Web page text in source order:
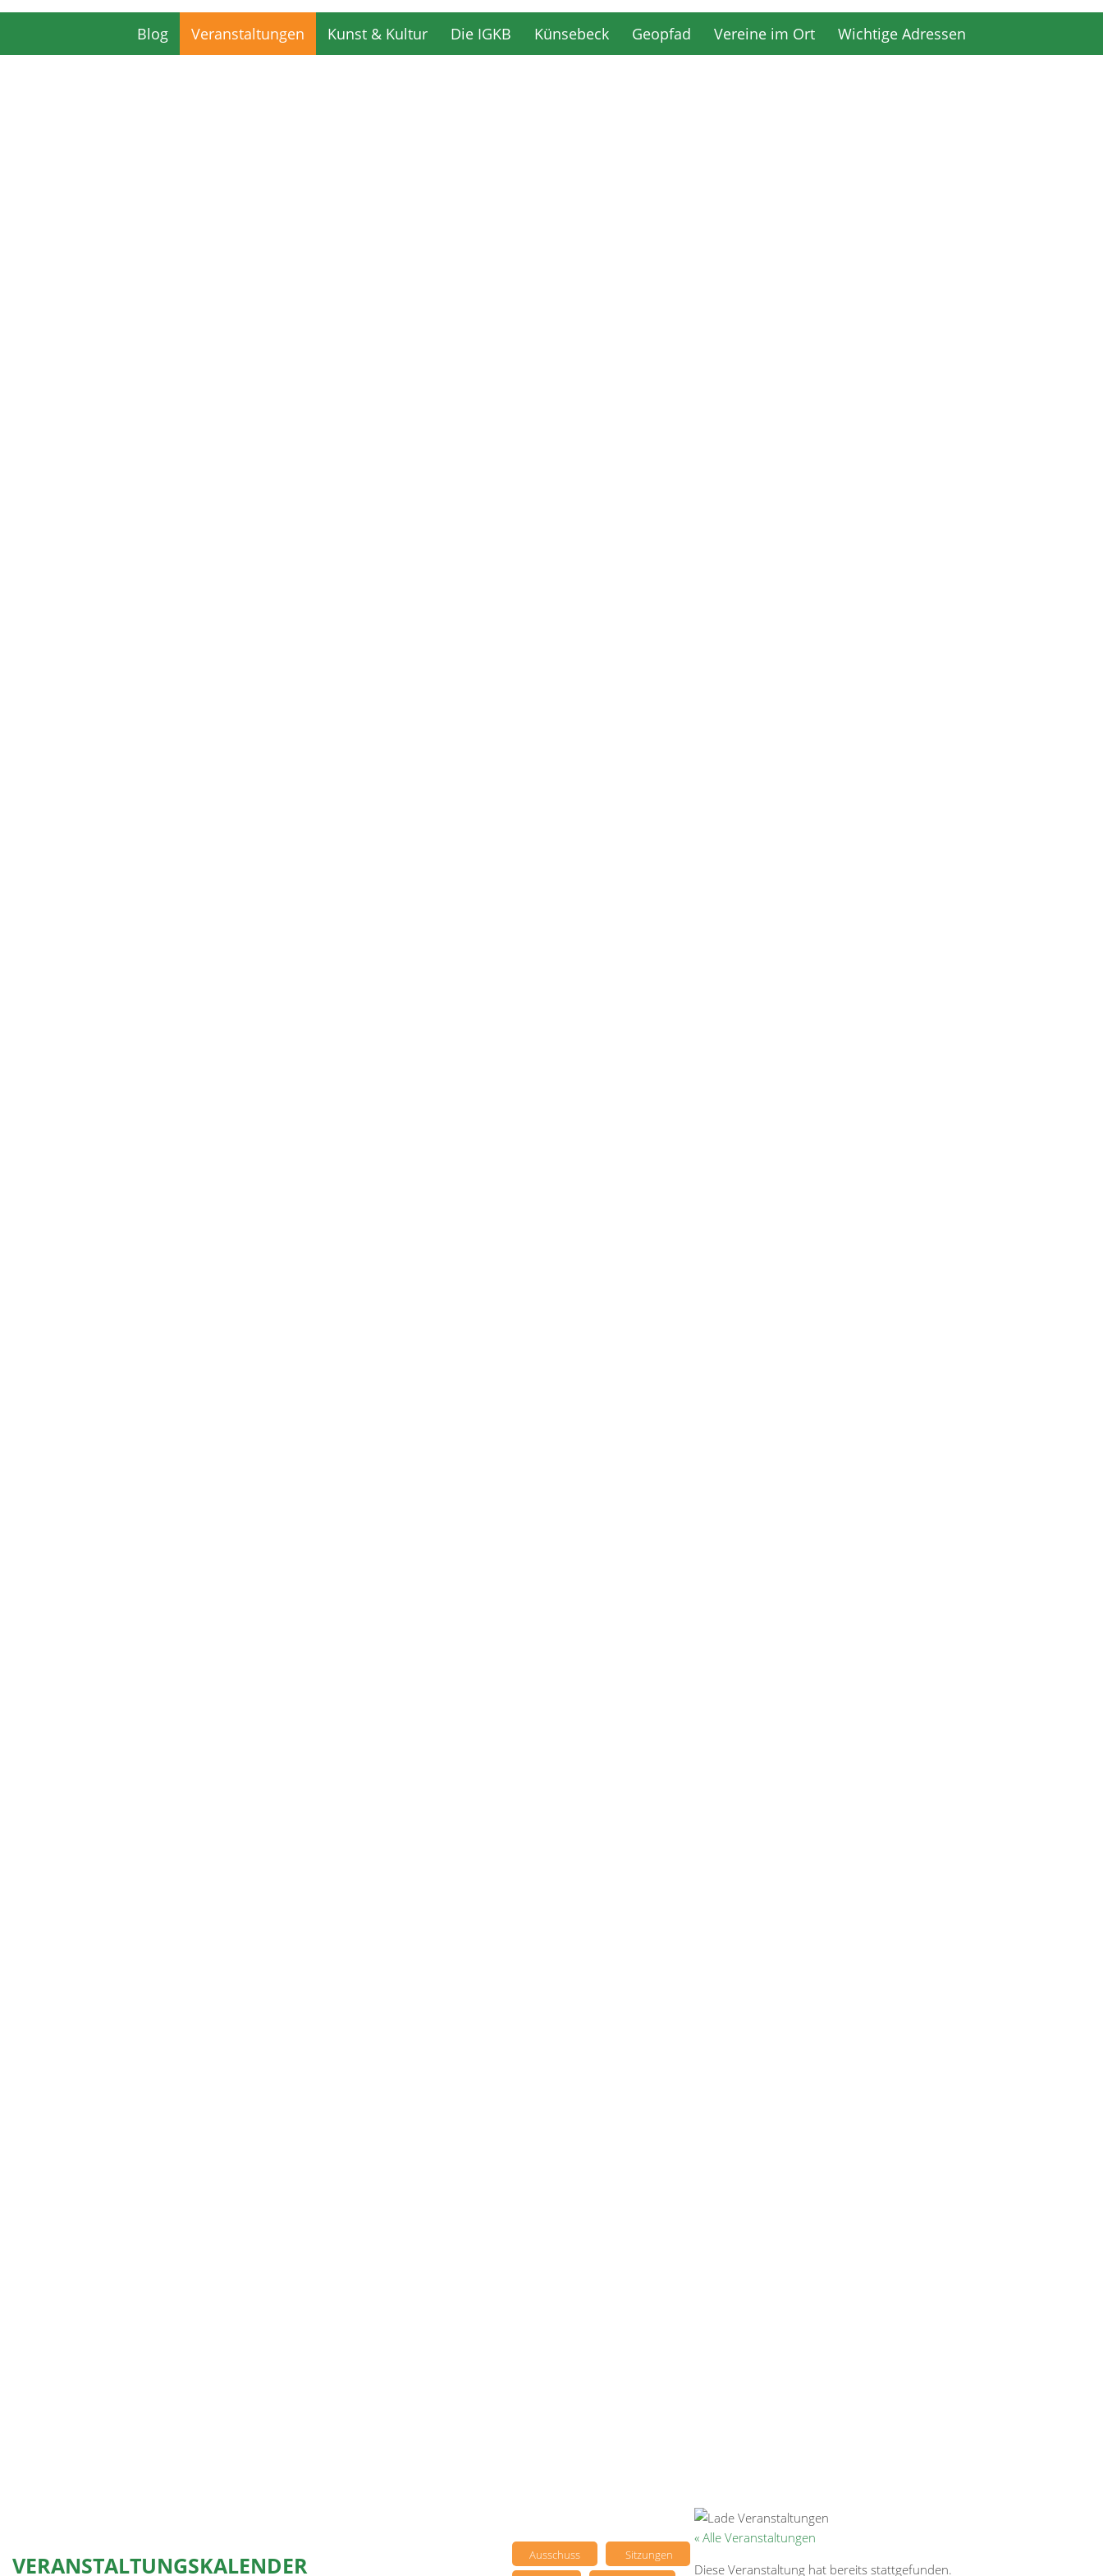
Blog Veranstaltungen Kunst & Kultur Die IGKB Künsebeck Geopfad Vereine im Ort Wichtige Adressen
VERANSTALTUNGSKALENDER Ausschuss
Sitzungen
« Alle Veranstaltungen
Diese Veranstaltung hat bereits stattgefunden.